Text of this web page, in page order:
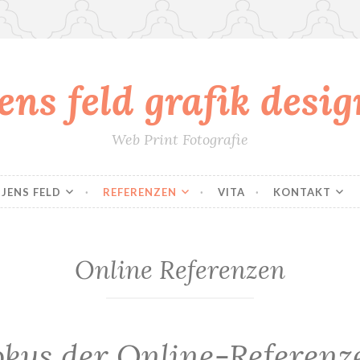
feld grafik
Web Print Fotografie
JENS FELD REFERENZEN VITA KONTAKT
Online Referenzen